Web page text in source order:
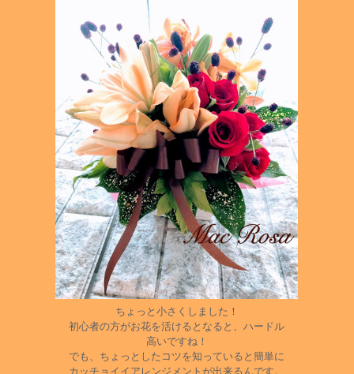
ちょっと小さくしました！
初心者の方がお花を活けるとなると、ハードル
高いですね！
でも、ちょっとしたコツを知っていると簡単に
カッチョイイアレンジメントが出来るんです。